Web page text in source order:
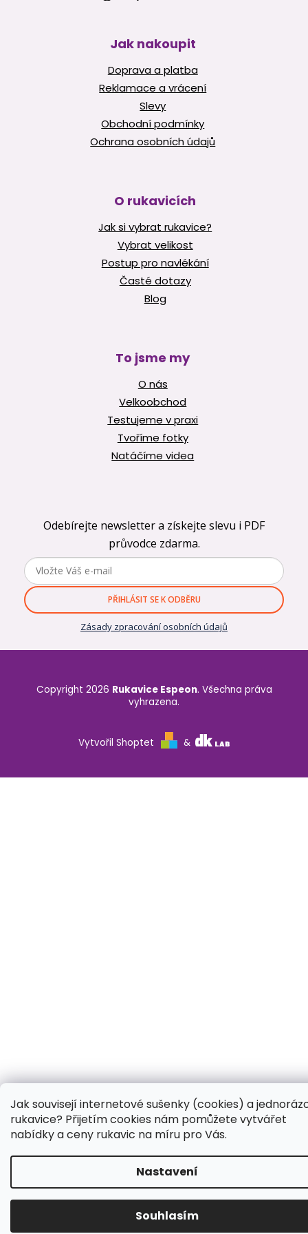
Jak souvisejí internetové sušenky (cookies) a
rukavice? Přijetím cookies nám pomůžete vytvářet
nabídky a ceny rukavic na míru pro Vás.
Nastavení
Souhlasím
Jak nakoupit
Doprava a platba
Reklamace a vrácení
Slevy
Obchodní podmínky
Ochrana osobních údajů
O rukavicích
Jak si vybrat rukavice?
Vybrat velikost
Postup pro navlékání
Časté dotazy
Blog
To jsme my
O nás
Velkoobchod
Testujeme v praxi
Tvoříme fotky
Natáčíme videa
Odebírejte newsletter a získejte slevu i PDF
průvodce zdarma.
PŘIHLÁSIT SE K ODBĚRU
Zásady zpracování osobních údajů
Vytvořil Shoptet &
Copyright 2026 Rukavice Espeon. Všechna práva
vyhrazena.